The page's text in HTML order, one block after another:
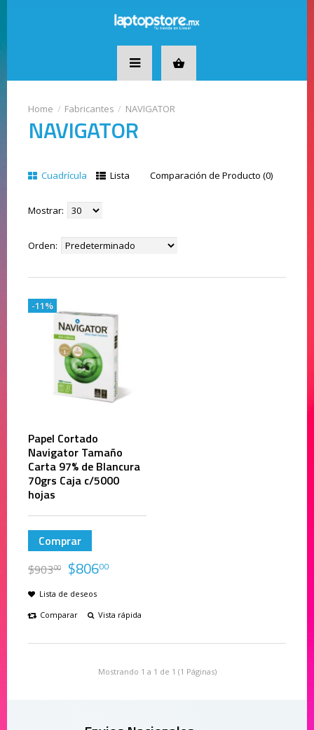
Fabricantes NAVIGATOR
NAVIGATOR
Cuadrícula Lista Comparación de Producto (0)
Mostrar:
Orden:
Papel Cortado
Navigator Tamaño
Carta 97% de Blancura
70grs Caja c/5000
hojas
Comprar
$90300 $80600
Lista de deseos
Comparar
Vista rápida
-11%
Mostrando 1 a 1 de 1 (1 Páginas)